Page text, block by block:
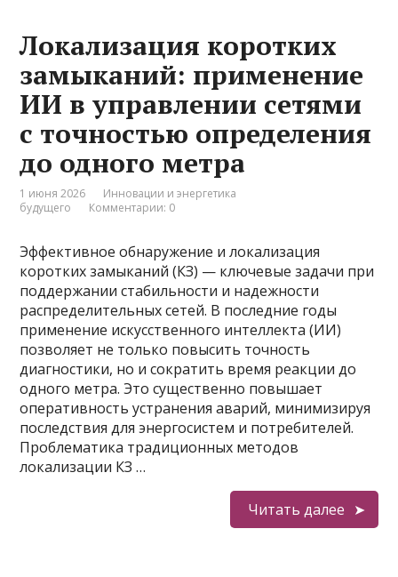
Локализация коротких
замыканий: применение
ИИ в управлении сетями
с точностью определения
до одного метра
1 июня 2026
Инновации и энергетика
будущего
Комментарии: 0
Эффективное обнаружение и локализация
коротких замыканий (КЗ) — ключевые задачи при
поддержании стабильности и надежности
распределительных сетей. В последние годы
применение искусственного интеллекта (ИИ)
позволяет не только повысить точность
диагностики, но и сократить время реакции до
одного метра. Это существенно повышает
оперативность устранения аварий, минимизируя
последствия для энергосистем и потребителей.
Проблематика традиционных методов
локализации КЗ …
Читать далее